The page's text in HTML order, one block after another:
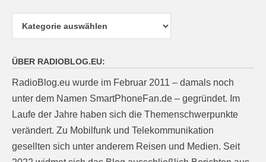
ÜBER RADIOBLOG.EU:
RadioBlog.eu wurde im Februar 2011 – damals noch
unter dem Namen SmartPhoneFan.de – gegründet. Im
Laufe der Jahre haben sich die Themenschwerpunkte
verändert. Zu Mobilfunk und Telekommunikation
gesellten sich unter anderem Reisen und Medien. Seit